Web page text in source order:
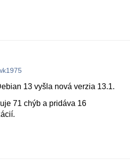
13 vyšla nová verzia 13.1.
71 chýb a pridáva 16